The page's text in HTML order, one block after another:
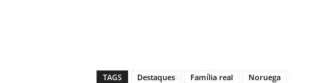
TAGS Destaques Família real Noruega